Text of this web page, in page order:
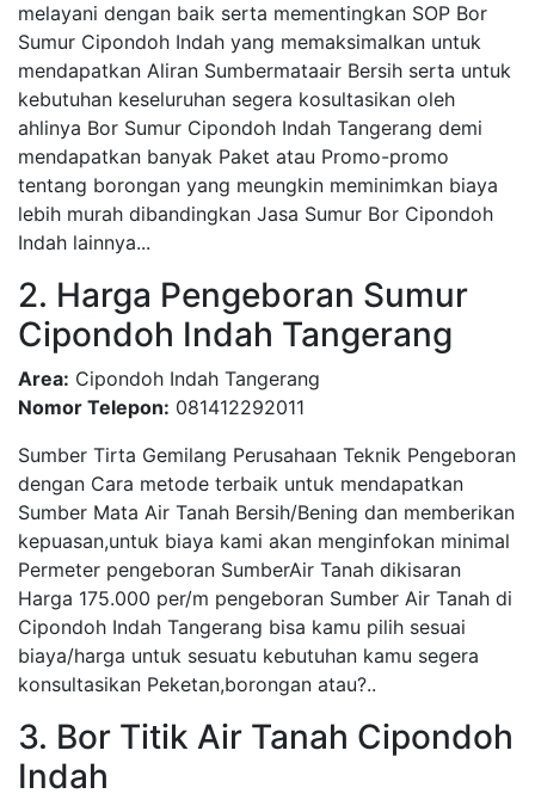
melayani dengan baik serta mementingkan SOP Bor
Sumur Cipondoh Indah yang memaksimalkan untuk
mendapatkan Aliran Sumbermataair Bersih serta untuk
kebutuhan keseluruhan segera kosultasikan oleh
ahlinya Bor Sumur Cipondoh Indah Tangerang demi
mendapatkan banyak Paket atau Promo-promo
tentang borongan yang meungkin meminimkan biaya
lebih murah dibandingkan Jasa Sumur Bor Cipondoh
Indah lainnya...
2. Harga Pengeboran Sumur
Cipondoh Indah Tangerang
Area: Cipondoh Indah Tangerang
Nomor Telepon: 081412292011
Sumber Tirta Gemilang Perusahaan Teknik Pengeboran
dengan Cara metode terbaik untuk mendapatkan
Sumber Mata Air Tanah Bersih/Bening dan memberikan
kepuasan,untuk biaya kami akan menginfokan minimal
Permeter pengeboran SumberAir Tanah dikisaran
Harga 175.000 per/m pengeboran Sumber Air Tanah di
Cipondoh Indah Tangerang bisa kamu pilih sesuai
biaya/harga untuk sesuatu kebutuhan kamu segera
konsultasikan Peketan,borongan atau?..
3. Bor Titik Air Tanah Cipondoh
Indah